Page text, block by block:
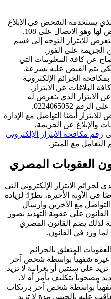
يستخدمه الشخص في الإبلاغ
وهو الاتصال على 108.
للابتزاز التوجه إلى قسم
الجريمة على الفور.
عن كافة المعلومات التي
يتم القبض عليه بسرعة.
الجرائم الإلكترونية
البلاغات عن الابتزاز.
عن الابتزاز الذي يتعرض له
0224065052.
أيضًا التواصل مع الإدارة
والإبلاغ عن الجريمة.
رقم مكافحة الابتزاز الإلكتروني
الابتزاز الإلكتروني التي
الآونة الأخيرة، نظرًا؛ لزيادة
مع الآخرين وارسال
على عقوبة التهديد بصور
لذلك يضم القانون المصري
لما ورد في القانون.
القانون العقوبات المتعلق بالجرائم
غيره شفهياً بواسطة شخص آخر
على سنتين أو بغرامة لا تزيد
مصحوباً بتكليف بأمر أم لا،
شفهياً بواسطة شخص آخر بارتكاب
عليه بالحبس مدة لا تزيد